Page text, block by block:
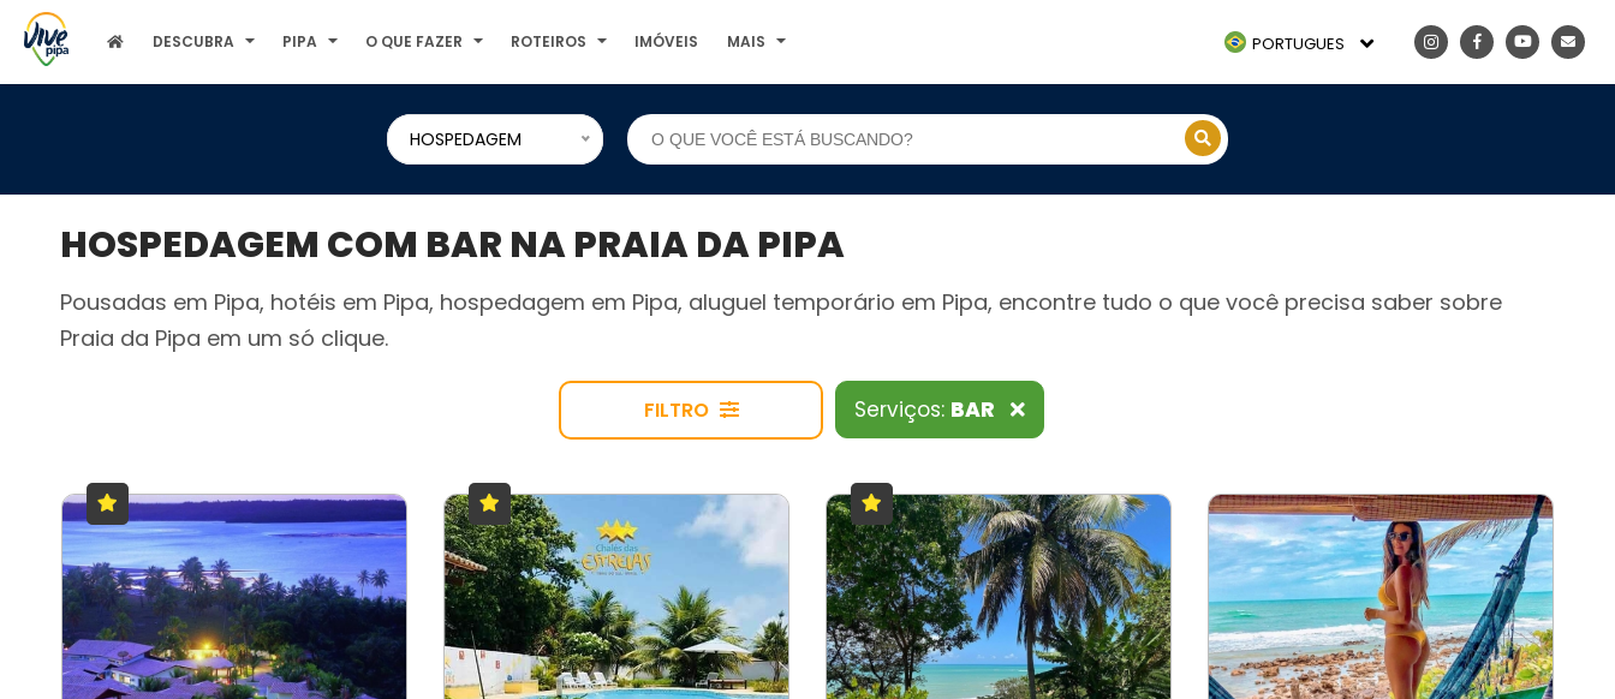
DESCUBRA PIPA O QUE FAZER ROTEIROS IMÓVEIS MAIS PORTUGUES
HOSPEDAGEM
HOSPEDAGEM COM BAR NA PRAIA DA PIPA
Pousadas em Pipa, hotéis em Pipa, hospedagem em Pipa, aluguel temporário em Pipa, encontre tudo o que você precisa saber sobre
Praia da Pipa em um só clique.
FILTRO Serviços: BAR